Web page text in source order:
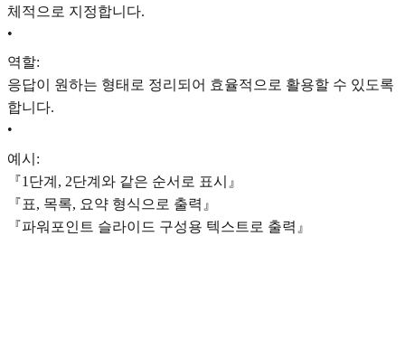
체적으로 지정합니다.
•
역할:
응답이 원하는 형태로 정리되어 효율적으로 활용할 수 있도록
합니다.
•
예시:
『1단계, 2단계와 같은 순서로 표시』
『표, 목록, 요약 형식으로 출력』
『파워포인트 슬라이드 구성용 텍스트로 출력』